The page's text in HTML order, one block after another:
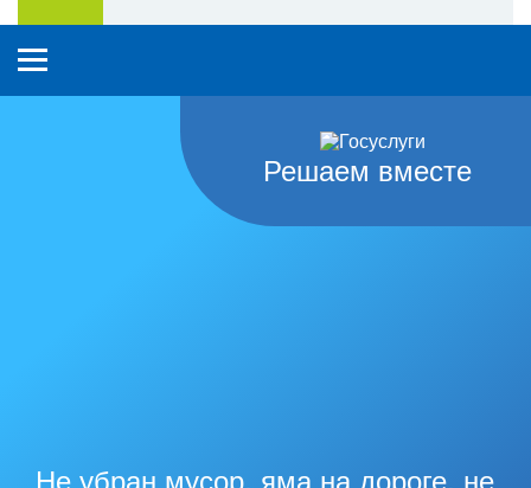
Решаем вместе